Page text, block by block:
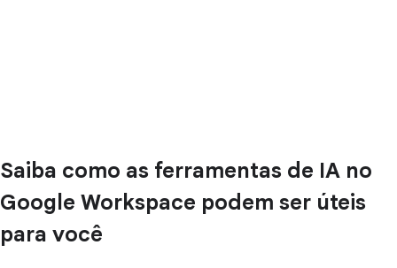
Saiba como as ferramentas de IA no
Google Workspace podem ser úteis
para você